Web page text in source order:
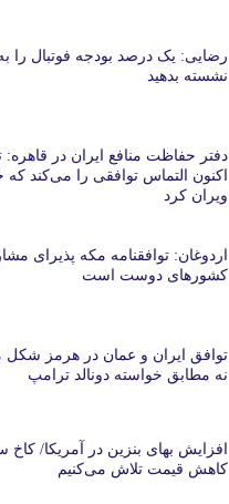
رضایی: یک درصد بودجه فوتبال را به
نشسته بدهید
دفتر حفاظت منافع ایران در قاهره:
اکنون التماس توافقی را می‌کند
ویران کرد
اردوغان: توافقنامه مکه پذیرای
کشورهای دوست است
توافق ایران و عمان در هرمز شکل
نه مطابق خواسته دونالد ترامپ
افزایش بهای بنزین در آمریکا/ کاخ
کاهش قیمت تلاش می‌کنیم